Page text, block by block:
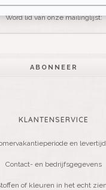
Wilt u op de hoogte blijven?
Word lid van onze mailinglijst:
ABONNEER
KLANTENSERVICE
en
Contact- en bedrijfsgegevens
of kleuren in het echt